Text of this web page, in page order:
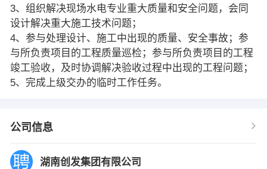
3、组织解决现场水电专业重大质量和安全问题，会同
设计解决重大施工技术问题；
4、参与处理设计、施工中出现的质量、安全事故；参
与所负责项目的工程质量巡检；参与所负责项目的工程
竣工验收，及时协调解决验收过程中出现的工程问题；
5、完成上级交办的临时工作任务。
公司信息
湖南创发集团有限公司